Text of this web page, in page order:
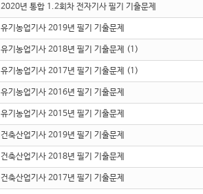
2020년 통합 1.2회차 전자기사 필기 기출문제
유기농업기사 2019년 필기 기출문제
유기농업기사 2018년 필기 기출문제 (1)
유기농업기사 2017년 필기 기출문제 (1)
유기농업기사 2016년 필기 기출문제
유기농업기사 2015년 필기 기출문제
건축산업기사 2019년 필기 기출문제
건축산업기사 2018년 필기 기출문제
건축산업기사 2017년 필기 기출문제